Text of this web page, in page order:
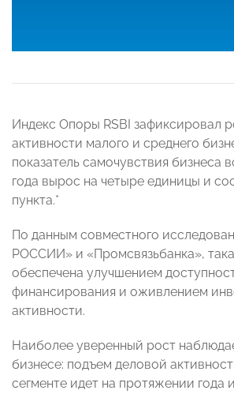
Индекс Опоры RSBI зафиксировал
активности малого и среднего
показатель самочувствия бизнеса
года вырос на четыре единицы и
пункта.*
По данным совместного
РОССИИ» и «Промсвязьбанка»,
обеспечена улучшением
финансирования и оживлением
активности.
Наиболее уверенный рост
бизнесе: подъем деловой
сегменте идет на протяжении года